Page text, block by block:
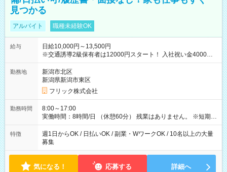
見つかる
アルバイト 職種未経験OK
給与
日給10,000円～13,500円
※交通誘導2級保有者は12000円スタート！ 入社祝い金4000円
【試用期間】試用期間なし
勤務地
新潟市北区
新潟県新潟市東区
フリック株式会社
勤務時間
8:00～17:00
実働時間：8時間/日 （休憩60分） 残業はありません。 ※短期の
募集は行っておりません。予めご了承くださいませ。
特徴
週1日からOK / 日払いOK / 副業・WワークOK / 10名以上の大量
募集
気になる！ 応募する 詳細へ